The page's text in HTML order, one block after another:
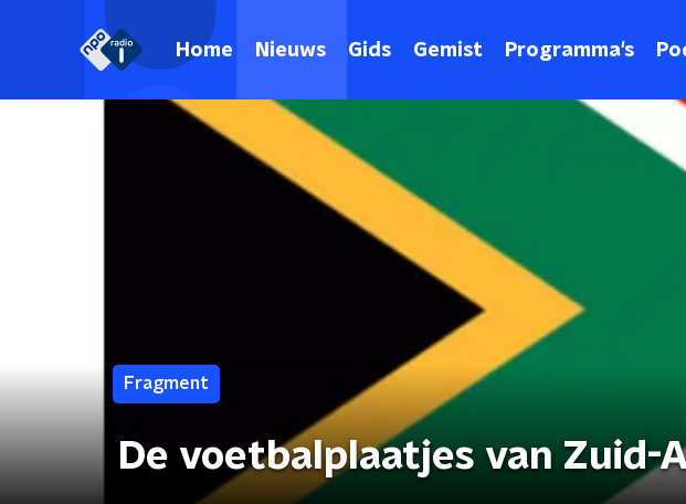
Home Nieuws Gids Gemist Programma's
Fragment
De voetbalplaatjes van Zuid-